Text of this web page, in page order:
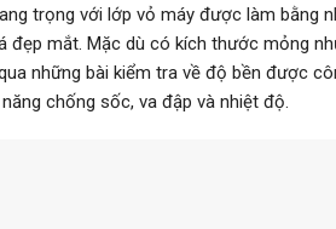
trọng với lớp vỏ máy được làm bằng
đẹp mắt. Mặc dù có kích thước mỏng
những bài kiểm tra về độ bền được
chống sốc, va đập và nhiệt độ.